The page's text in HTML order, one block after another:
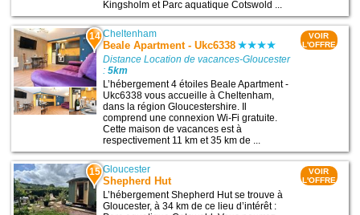
Kingsholm et Parc aquatique Cotswold ...
14 Cheltenham
Beale Apartment - Ukc6338
Distance Location de vacances-Gloucester
:5km
L’hébergement 4 étoiles Beale Apartment -
Ukc6338 vous accueille à Cheltenham,
dans la région Gloucestershire. Il
comprend une connexion Wi-Fi gratuite.
Cette maison de vacances est à
respectivement 11 km et 35 km de ...
VOIR
L'OFFRE
15 Gloucester
Shepherd Hut
L’hébergement Shepherd Hut se trouve à
Gloucester, à 34 km de ce lieu d’intérêt :
VOIR
L'OFFRE